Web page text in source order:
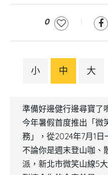
0
小 中 大
準備好邊健行邊尋寶了
今年暑假首度推出「微
務」，從2024年7月1日
不論你是週末登山咖、
派，新北市微笑山線5